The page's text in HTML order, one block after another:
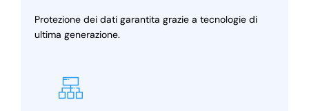
Protezione dei dati garantita grazie a tecnologie di
ultima generazione.